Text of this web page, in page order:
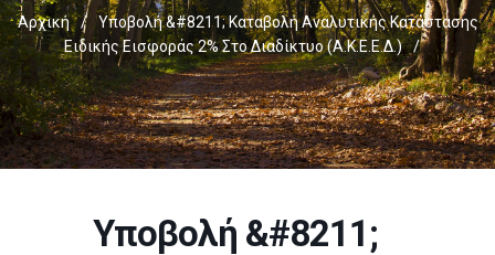
Αρχική /
Υποβολή &#8211; Καταβολή Αναλυτικής Κατάστασης
Ειδικής Εισφοράς 2% Στο Διαδίκτυο (Α.Κ.Ε.Ε.Δ.)
/
Υποβολή &#8211;